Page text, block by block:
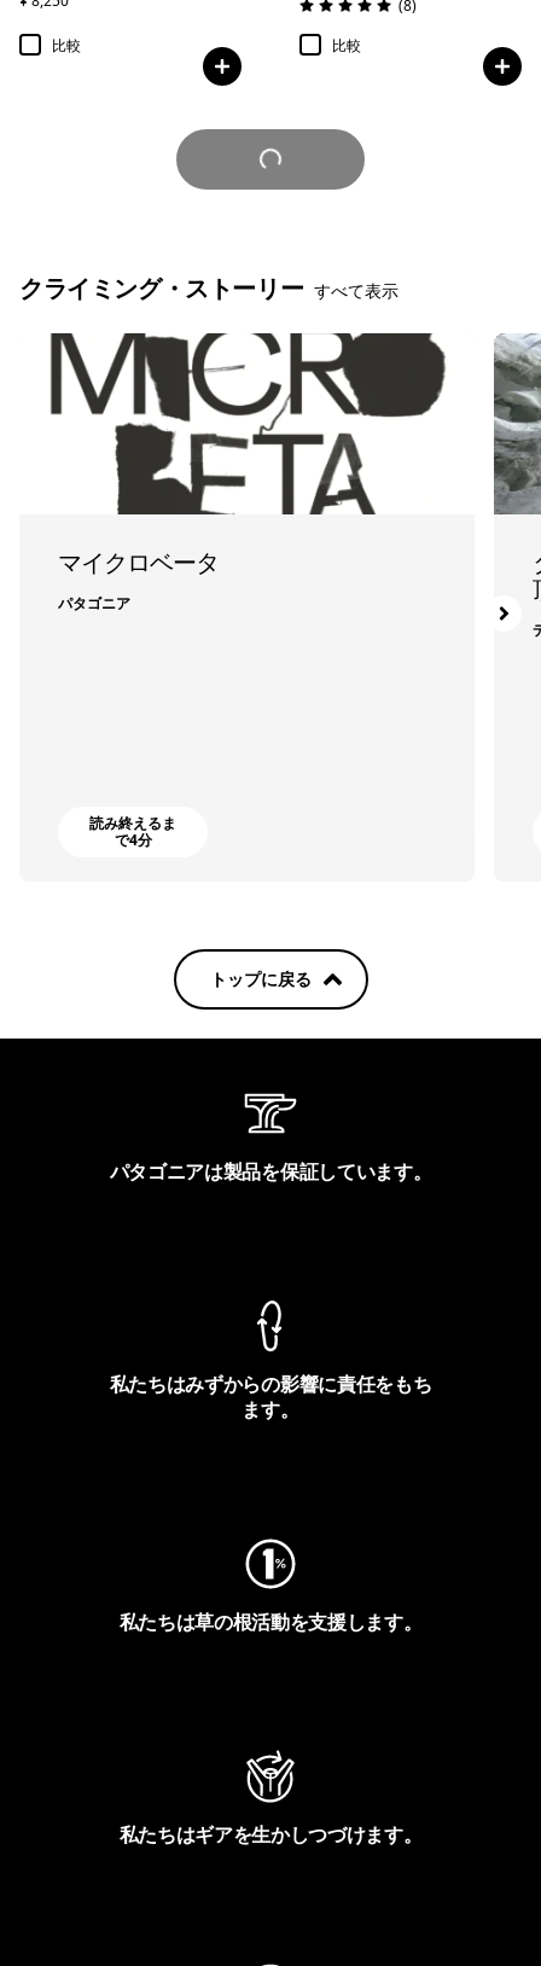
比較
評価: 5.0 / 5 (8)
比較
さらに見る
クライミング・ストーリー すべて表示
マイクロベータ
パタゴニア
読み終えるま
で4分
トップに戻る
パタゴニアは製品を保証しています。
私たちはみずからの影響に責任をもち
ます。
私たちは草の根活動を支援します。
私たちはギアを生かしつづけます。